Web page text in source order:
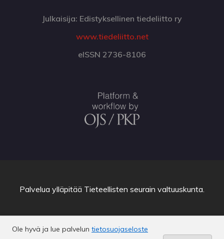
Julkaisija: Edistyksellinen tiedeliitto ry
www.tiedeliitto.net
eISSN 2736-8106
Ole hyvä ja lue palvelun tietosuojaseloste
Palvelua ylläpitää Tieteellisten seurain valtuuskunta